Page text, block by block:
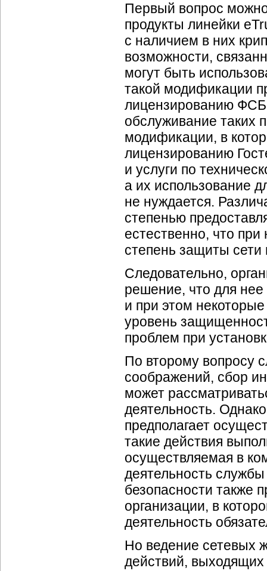
Первый вопрос
продукты линейки
с наличием в них
возможности,
могут быть
такой модификации
лицензированию ФСБ
обслуживание таких
модификации, в
лицензированию
и услуги по
а их использование
не нуждается.
степенью
естественно, что
степень защиты
Следовательно,
решение, что для
и при этом
уровень
проблем при
По второму вопросу
соображений, сбор
может
деятельность.
предполагает
такие действия
осуществляемая в
деятельность
безопасности также
организации, в
деятельность
Но ведение сетевых
действий,